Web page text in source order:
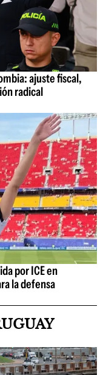
ajuste fiscal,
radical
por ICE en
la defensa